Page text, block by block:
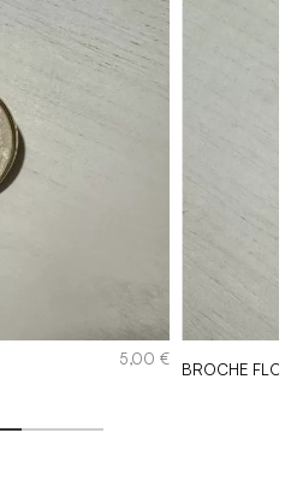
5,00€
BROCHE